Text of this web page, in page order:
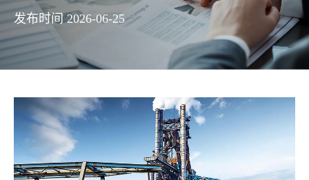
发布时间 2026-06-25